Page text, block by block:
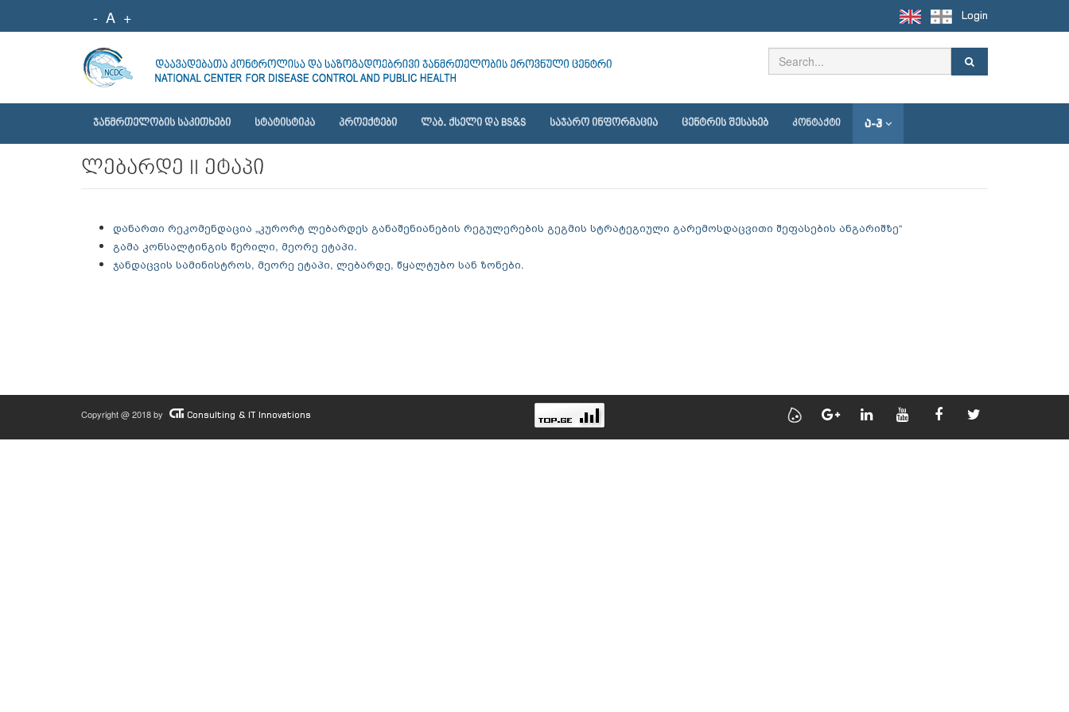
- A + Login
ᲯᲐᲜᲛᲠᲗᲔᲚᲝᲑᲘᲡ ᲡᲐᲙᲘᲗᲮᲔᲑᲘ ᲡᲢᲐᲢᲘᲡᲢᲘᲙᲐ ᲞᲠᲝᲔᲥᲢᲔᲑᲘ ᲚᲐᲑ. ᲥᲡᲔᲚᲘ ᲓᲐ BS&S ᲡᲐᲯᲐᲠᲝ ᲘᲜᲤᲝᲠᲛᲐᲪᲘᲐ ᲪᲔᲜᲢᲠᲘᲡ ᲨᲔᲡᲐᲮᲔᲑ ᲙᲝᲜᲢᲐᲥᲢᲘ Ა-Ჰ
ლებარდე II ეტაპი
დანართი რეკომენდაცია „კურორტ ლებარდეს განაშენიანების რეგულერების გეგმის სტრატეგიული გარემოსდაცვითი შეფასების ანგარიშზე“
გამა კონსალტინგის წერილი, მეორე ეტაპი.
ჯანდაცვის სამინისტროს, მეორე ეტაპი, ლებარდე, წყალტუბო სან ზონები.
Copyright @ 2018 by Consulting & IT Innovations